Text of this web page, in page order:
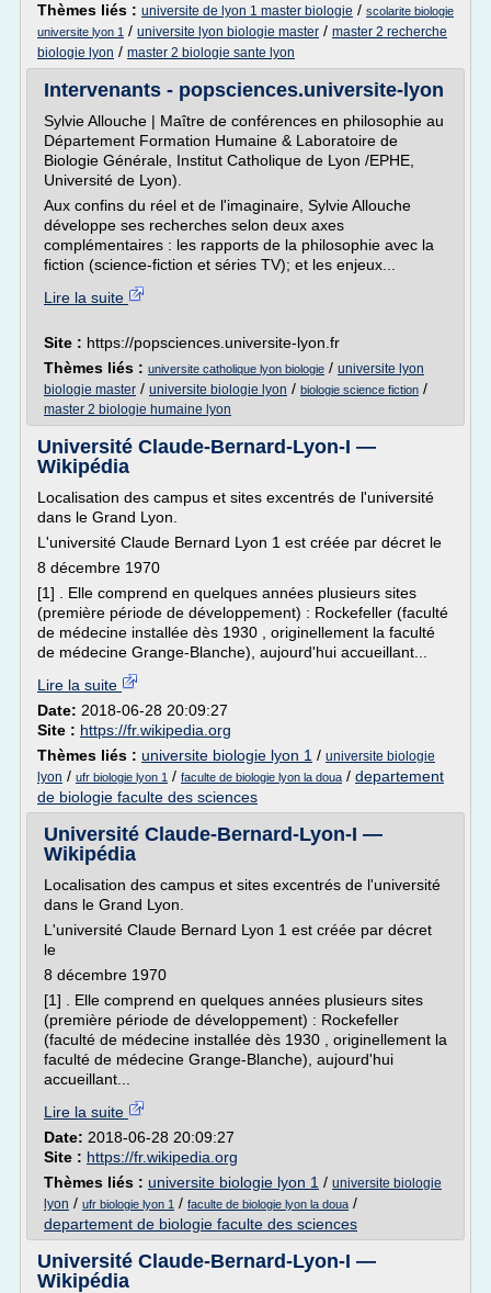
Thèmes liés : universite de lyon 1 master biologie / scolarite biologie
universite lyon 1 / universite lyon biologie master / master 2 recherche
biologie lyon / master 2 biologie sante lyon
Intervenants - popsciences.universite-lyon
Sylvie Allouche | Maître de conférences en philosophie au
Département Formation Humaine & Laboratoire de
Biologie Générale, Institut Catholique de Lyon /EPHE,
Université de Lyon).
Aux confins du réel et de l'imaginaire, Sylvie Allouche
développe ses recherches selon deux axes
complémentaires : les rapports de la philosophie avec la
fiction (science-fiction et séries TV); et les enjeux...
Lire la suite
Site : https://popsciences.universite-lyon.fr
Thèmes liés : universite catholique lyon biologie / universite lyon
biologie master / universite biologie lyon / biologie science fiction /
master 2 biologie humaine lyon
Université Claude-Bernard-Lyon-I —
Wikipédia
Localisation des campus et sites excentrés de l'université
dans le Grand Lyon.
L'université Claude Bernard Lyon 1 est créée par décret le
8 décembre 1970
[1] . Elle comprend en quelques années plusieurs sites
(première période de développement) : Rockefeller (faculté
de médecine installée dès 1930 , originellement la faculté
de médecine Grange-Blanche), aujourd'hui accueillant...
Lire la suite
Date: 2018-06-28 20:09:27
Site : https://fr.wikipedia.org
Thèmes liés : universite biologie lyon 1 / universite biologie
lyon / ufr biologie lyon 1 / faculte de biologie lyon la doua / departement
de biologie faculte des sciences
Université Claude-Bernard-Lyon-I —
Wikipédia
Localisation des campus et sites excentrés de l'université
dans le Grand Lyon.
L'université Claude Bernard Lyon 1 est créée par décret
le
8 décembre 1970
[1] . Elle comprend en quelques années plusieurs sites
(première période de développement) : Rockefeller
(faculté de médecine installée dès 1930 , originellement la
faculté de médecine Grange-Blanche), aujourd'hui
accueillant...
Lire la suite
Date: 2018-06-28 20:09:27
Site : https://fr.wikipedia.org
Thèmes liés : universite biologie lyon 1 / universite biologie
lyon / ufr biologie lyon 1 / faculte de biologie lyon la doua /
departement de biologie faculte des sciences
Université Claude-Bernard-Lyon-I —
Wikipédia